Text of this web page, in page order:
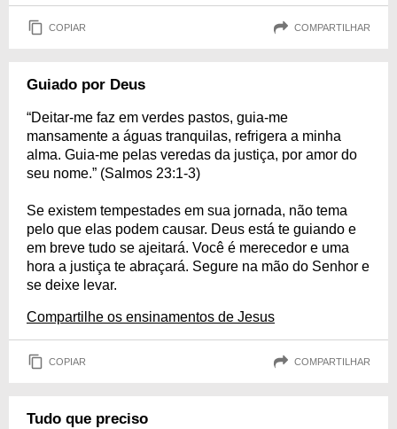
COPIAR COMPARTILHAR
Guiado por Deus
“Deitar-me faz em verdes pastos, guia-me
mansamente a águas tranquilas, refrigera a minha
alma. Guia-me pelas veredas da justiça, por amor do
seu nome.” (Salmos 23:1-3)
Se existem tempestades em sua jornada, não tema
pelo que elas podem causar. Deus está te guiando e
em breve tudo se ajeitará. Você é merecedor e uma
hora a justiça te abraçará. Segure na mão do Senhor e
se deixe levar.
Compartilhe os ensinamentos de Jesus
COPIAR COMPARTILHAR
Tudo que preciso